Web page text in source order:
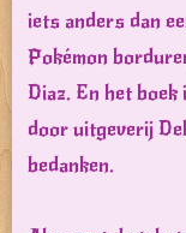
iets anders dan
Pokémon
Diaz. En het
door uitgeverij
bedanken.